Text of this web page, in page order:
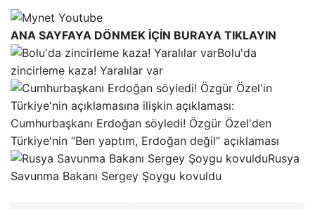
ANA SAYFAYA DÖNMEK İÇİN BURAYA TIKLAYIN
Bolu'da
zincirleme kaza! Yaralılar var
Cumhurbaşkanı Erdoğan söyledi! Özgür Özel'den
Türkiye'nin “Ben yaptım, Erdoğan değil” açıklaması
Rusya
Savunma Bakanı Sergey Şoygu kovuldu